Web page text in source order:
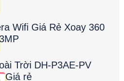
Wifi Giá Rẻ Xoay 360
Trời DH-P3AE-PV
Giá rẻ